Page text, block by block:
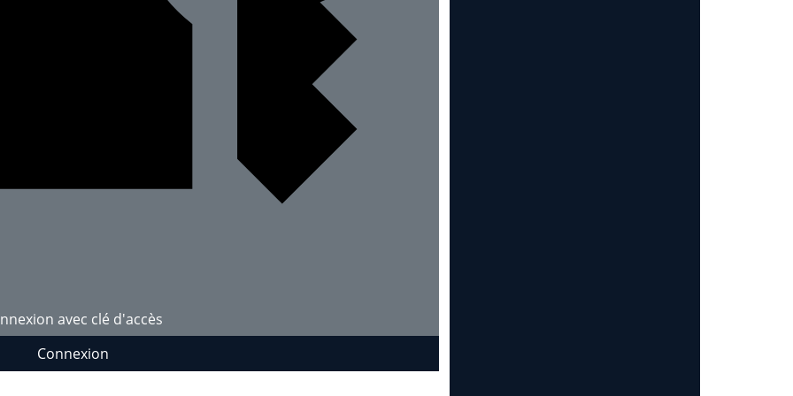
avec clé d'accès
Connexion